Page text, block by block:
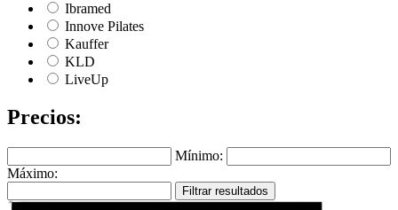
Ibramed
Innove Pilates
Kauffer
KLD
LiveUp
Precios:
Mínimo:
Máximo:
Filtrar resultados